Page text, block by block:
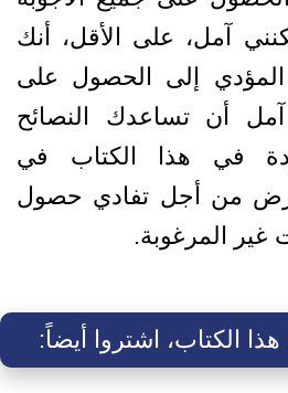
آمل، على الأقل، أنك
إلى الحصول على
آمل أن تساعدك النصائح
في هذا الكتاب في
من أجل تفادي حصول
غير المرغوبة.
هذا الكتاب، اشتروا أيضاً: